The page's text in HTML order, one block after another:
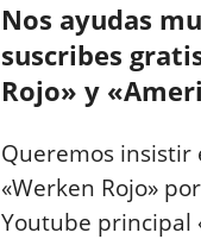
Nos ayudas
suscribes
Rojo» y
Queremos insistir
«Werken Rojo»
Youtube principal